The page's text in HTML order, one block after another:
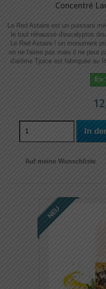
Concentré
Le Red Astaire est un puissant
le tout réhaussé d'eucalyptus
Le Red Astaire ! un monument
on ne l'aime pas mais il ne peut
d'arôme Tjuice est fabriquée au
En
In
Auf meine Wunschliste
NEU